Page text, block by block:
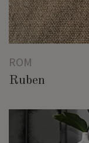
ROM
Ruben